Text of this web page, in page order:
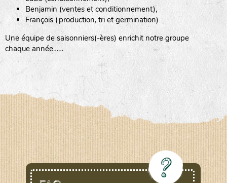
Benjamin (ventes et conditionnement),
François (production, tri et germination)
Une équipe de saisonniers(-ères) enrichit notre groupe
chaque année……